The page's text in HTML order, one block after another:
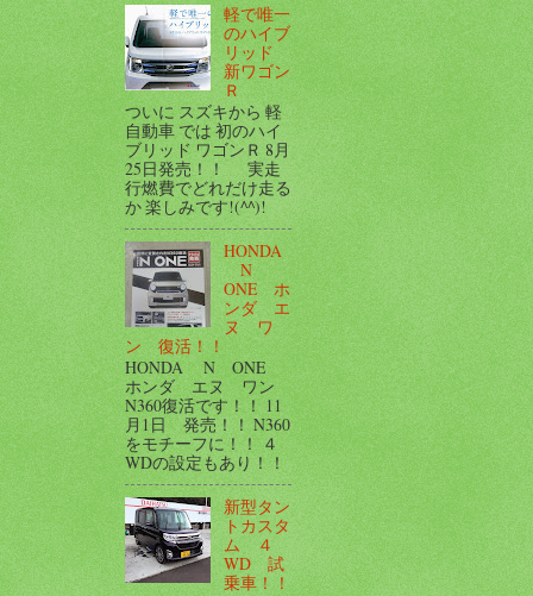
軽で唯一
のハイブ
リッド
新ワゴン
Ｒ
ついに スズキから 軽
自動車 では 初のハイ
ブリッド ワゴンＲ 8月
25日発売！！ 実走
行燃費でどれだけ走る
か 楽しみです!(^^)!
HONDA
N
ONE ホ
ンダ エ
ヌ ワ
ン 復活！！
HONDA N ONE
ホンダ エヌ ワン
N360復活です！！ 11
月1日 発売！！ N360
をモチーフに！！ ４
WDの設定もあり！！
新型タン
トカスタ
ム ４
WD 試
乗車！！